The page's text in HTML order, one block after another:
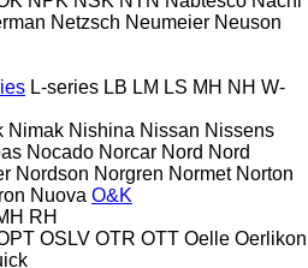
Netzsch Neumeier Neuson
L-series LB LM LS MH NH W-
Nimak Nishina Nissan Nissens
Nocado Norcar Nord Nord
Nordson Norgren Normet Norton
Nuova O&K
RH
OSLV OTR OTT Oelle Oerlikon